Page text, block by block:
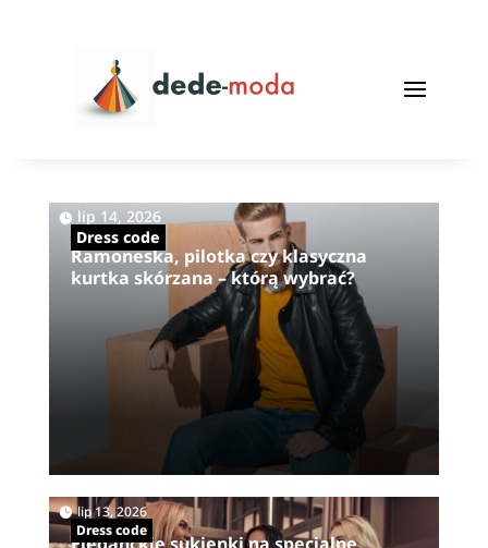
Ramoneska, pilotka czy klasyczna
kurtka skórzana – którą wybrać?
lip 14, 2026|
Dress code
lip 13, 2026|
Dress code
,